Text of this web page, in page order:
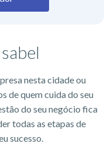
nesta cidade ou
de quem cuida do seu
do seu negócio fica
todas as etapas de
sucesso.